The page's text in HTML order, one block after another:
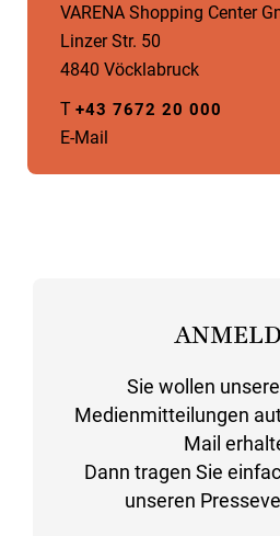
VARENA Shopping Center
Linzer Str. 50
4840 Vöcklabruck
T +43 7672 20 000
E-Mail
Sie wollen
Medienmitteilungen
Mail
Dann tragen Sie
unseren